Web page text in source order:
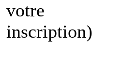
votre
inscription)